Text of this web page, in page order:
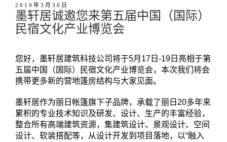
2019年3月30日
墨轩居诚邀您来第五届中国（国际）
民宿文化产业博览会
您好，墨轩居建筑科技公司将于5月17日-19日亮相于第
五届中国（国际）民宿文化产业博览会，本次我们将会
携带更多新的营地篷房结构与大家见面。
墨轩居作为丽日帐篷旗下子品牌，承载了丽日20多年来
累积的专业技术知识及研发、设计、生产的丰富经验，
整合所有高端建筑资源，集建筑设计、景观设计、空间
设计、软装搭配等，从设计开发到项目落地，以“融入